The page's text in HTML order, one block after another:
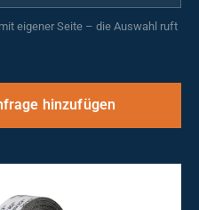
eigener Seite – die Auswahl ruft